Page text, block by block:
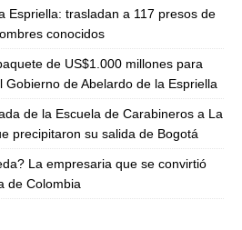
Espriella: trasladan a 117 presos de
conocidos
de US$1.000 millones para
de Abelardo de la Espriella
de la Escuela de Carabineros a La
precipitaron su salida de Bogotá
La empresaria que se convirtió
de Colombia